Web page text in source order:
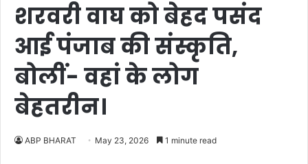
शरवरी वाघ को बेहद पसंद
आई पंजाब की संस्कृति,
बोलीं- वहां के लोग
बेहतरीन।
ABP BHARAT May 23, 2026 1 minute read